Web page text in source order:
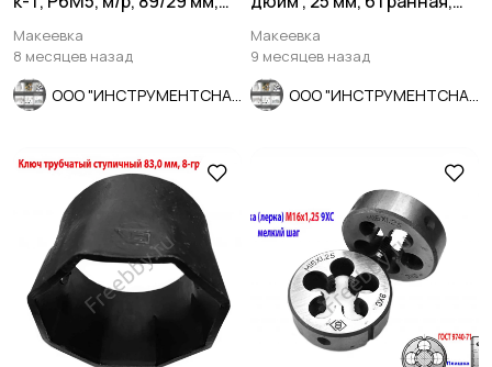
мелкий шаг.
Макеевка
8 месяцев назад
Ц15хр, СССР.
Макеевка
9 месяцев назад